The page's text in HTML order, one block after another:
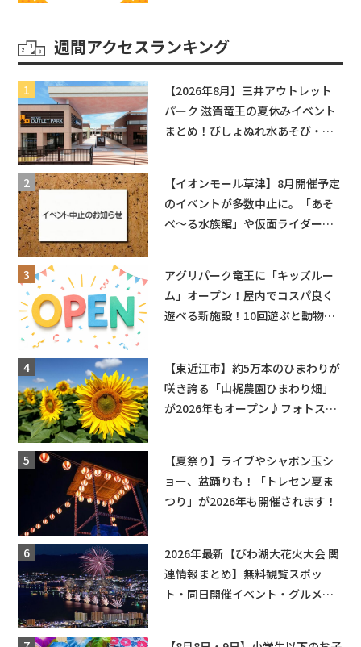
週間アクセスランキング
【2026年8月】三井アウトレット
パーク 滋賀竜王の夏休みイベント
まとめ！びしょぬれ水あそび・激
【イオンモール草津】8月開催予定
のイベントが多数中止に。「あそ
べ〜る水族館」や仮面ライダーシ
アグリパーク竜王に「キッズルー
ム」オープン！屋内でコスパ良く
遊べる新施設！10回遊ぶと動物触
【東近江市】約5万本のひまわりが
咲き誇る「山梶農園ひまわり畑」
が2026年もオープン♪フォトスポ
【夏祭り】ライブやシャボン玉シ
ョー、盆踊りも！「トレセン夏ま
つり」が2026年も開催されます！
2026年最新【びわ湖大花火大会 関
連情報まとめ】無料観覧スポッ
ト・同日開催イベント・グルメマ